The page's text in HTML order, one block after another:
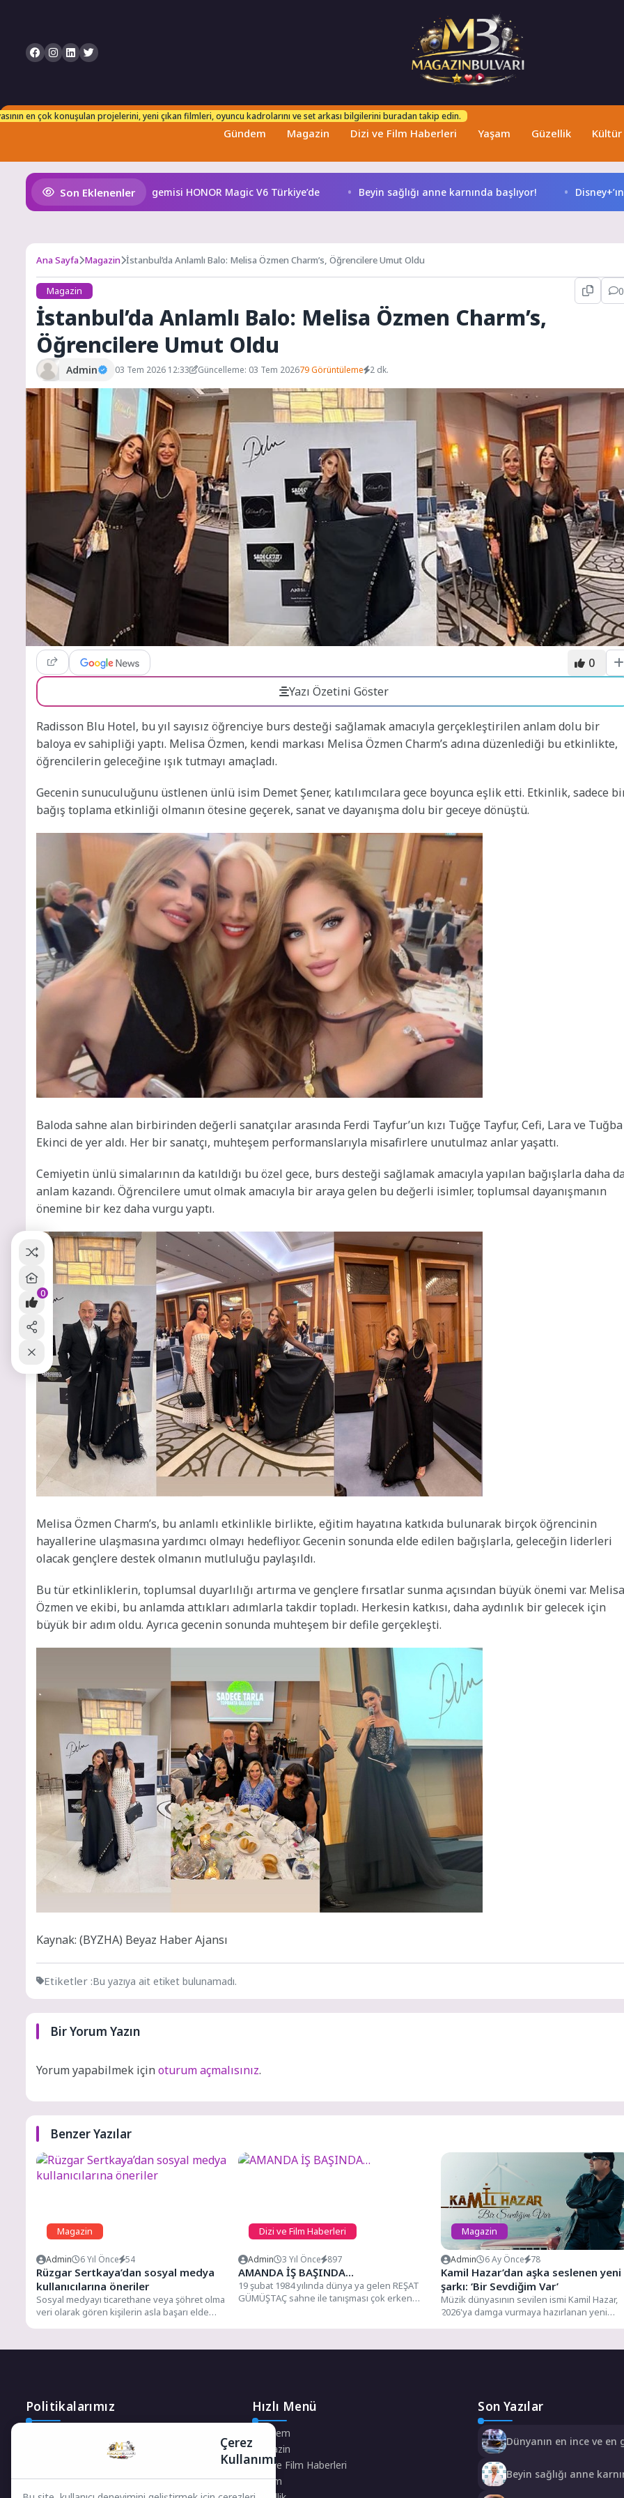
Gündem
takip edebilirsiniz. Her an taze ve güncel bilgilerle karşınızdayız!
Magazin Dizi ve Film Haberleri
en çok konuşulan projelerini, yeni çıkan filmleri, oyuncu kadrolarını ve set arkası bilgilerini buradan takip edin.
Yaşam Güzellik
Son Eklenenler
katlanabilir amiral gemisi HONOR Magic V6 Türkiye’de Beyin sağlığı anne karnında başlıyor! Disney+’ın Hilal
Ana Sayfa Magazin İstanbul’da Anlamlı Balo: Melisa Özmen Charm’s, Öğrencilere Umut Oldu
Magazin 0
İstanbul’da Anlamlı Balo: Melisa Özmen Charm’s,
Öğrencilere Umut Oldu
Admin 03 Tem 2026 12:33 Güncelleme: 03 Tem 202679 Görüntüleme 2 dk.
0
Yazı Özetini Göster
Radisson Blu Hotel, bu yıl sayısız öğrenciye burs desteği sağlamak amacıyla gerçekleştirilen anlam dolu bir
baloya ev sahipliği yaptı. Melisa Özmen, kendi markası Melisa Özmen Charm’s adına düzenlediği bu etkinlikte,
öğrencilerin geleceğine ışık tutmayı amaçladı.
Gecenin sunuculuğunu üstlenen ünlü isim Demet Şener, katılımcılara gece boyunca eşlik etti. Etkinlik, sadece
bağış toplama etkinliği olmanın ötesine geçerek, sanat ve dayanışma dolu bir geceye dönüştü.
Baloda sahne alan birbirinden değerli sanatçılar arasında Ferdi Tayfur’un kızı Tuğçe Tayfur, Cefi, Lara ve Tuğba
Ekinci de yer aldı. Her bir sanatçı, muhteşem performanslarıyla misafirlere unutulmaz anlar yaşattı.
Cemiyetin ünlü simalarının da katıldığı bu özel gece, burs desteği sağlamak amacıyla yapılan bağışlarla daha
anlam kazandı. Öğrencilere umut olmak amacıyla bir araya gelen bu değerli isimler, toplumsal dayanışmanın
önemine bir kez daha vurgu yaptı.
Melisa Özmen Charm’s, bu anlamlı etkinlikle birlikte, eğitim hayatına katkıda bulunarak birçok öğrencinin
hayallerine ulaşmasına yardımcı olmayı hedefliyor. Gecenin sonunda elde edilen bağışlarla, geleceğin liderleri
olacak gençlere destek olmanın mutluluğu paylaşıldı.
Bu tür etkinliklerin, toplumsal duyarlılığı artırma ve gençlere fırsatlar sunma açısından büyük önemi var. Melisa
Özmen ve ekibi, bu anlamda attıkları adımlarla takdir topladı. Herkesin katkısı, daha aydınlık bir gelecek için
büyük bir adım oldu. Ayrıca gecenin sonunda muhteşem bir defile gerçekleşti.
Kaynak: (BYZHA) Beyaz Haber Ajansı
Etiketler :Bu yazıya ait etiket bulunamadı.
Bir Yorum Yazın
Yorum yapabilmek içinoturum açmalısınız.
Benzer Yazılar
Magazin
Admin 6 Yıl Önce 54
Rüzgar Sertkaya’dan sosyal medya
kullanıcılarına öneriler
Sosyal medyayı ticarethane veya şöhret olma
yeri olarak gören kişilerin asla başarı elde
Dizi ve Film Haberleri
Admin 3 Yıl Önce 897
AMANDA İŞ BAŞINDA…
19 şubat 1984 yılında dünya ya gelen REŞAT
GÜMÜŞTAÇ sahne ile tanışması çok erken
Magazin
Admin 6 Ay Önce 78
Kamil Hazar’dan aşka seslenen yeni
şarkı: ‘Bir Sevdiğim Var’
Müzik dünyasının sevilen ismi Kamil Hazar,
2026'ya damga vurmaya hazırlanan yeni
Politikalarımız
Telif Hakları Politikası
Hızlı Menü
Gündem
Magazin
Dizi ve Film Haberleri
Yaşam
Son Yazılar
Dünyanın en ince ve en
HONOR Magic V6
Beyin sağlığı anne
0
Çerez
Kullanımı